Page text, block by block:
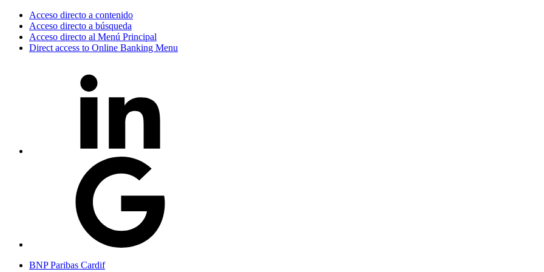
Acceso directo a contenido
Acceso directo a búsqueda
Acceso directo al Menú Principal
Direct access to Online Banking Menu
BNP Paribas Cardif